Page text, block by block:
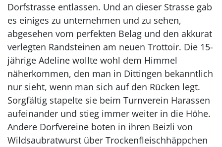
Dorfstrasse entlassen. Und an dieser Strasse gab
es einiges zu unternehmen und zu sehen,
abgesehen vom perfekten Belag und den akkurat
verlegten Randsteinen am neuen Trottoir. Die 15-
jährige Adeline wollte wohl dem Himmel
näherkommen, den man in Dittingen bekanntlich
nur sieht, wenn man sich auf den Rücken legt.
Sorgfältig stapelte sie beim Turnverein Harassen
aufeinander und stieg immer weiter in die Höhe.
Andere Dorfvereine boten in ihren Beizli von
Wildsaubratwurst über Trockenfleischhäppchen